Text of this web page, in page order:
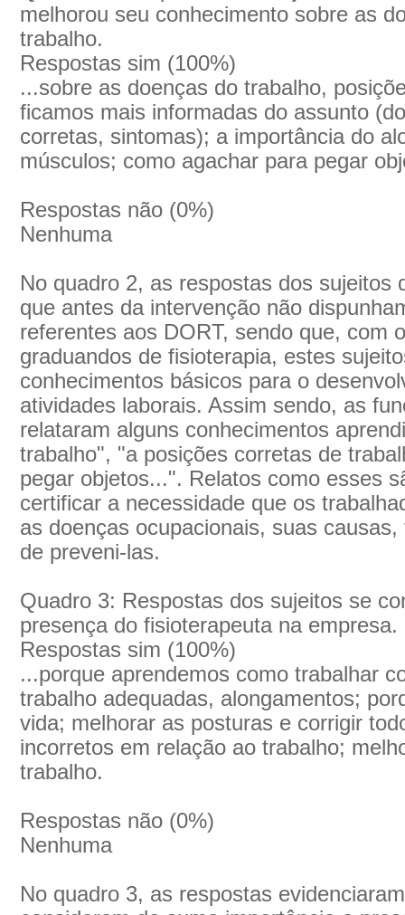
melhorou seu conhecimento sobre as
trabalho.
Respostas sim (100%)
...sobre as doenças do trabalho,
ficamos mais informadas do assunto
corretas, sintomas); a importância do
músculos; como agachar para pegar
Respostas não (0%)
Nenhuma
No quadro 2, as respostas dos sujeitos
que antes da intervenção não
referentes aos DORT, sendo que, com
graduandos de fisioterapia, estes
conhecimentos básicos para o
atividades laborais. Assim sendo, as
relataram alguns conhecimentos
trabalho", "a posições corretas de
pegar objetos...". Relatos como esses
certificar a necessidade que os
as doenças ocupacionais, suas
de preveni-las.
Quadro 3: Respostas dos sujeitos se
presença do fisioterapeuta na empresa.
Respostas sim (100%)
...porque aprendemos como trabalhar
trabalho adequadas, alongamentos;
vida; melhorar as posturas e corrigir
incorretos em relação ao trabalho;
trabalho.
Respostas não (0%)
Nenhuma
No quadro 3, as respostas